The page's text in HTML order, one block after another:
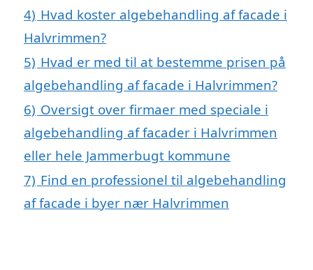
4) Hvad koster algebehandling af facade i
Halvrimmen?
5) Hvad er med til at bestemme prisen på
algebehandling af facade i Halvrimmen?
6) Oversigt over firmaer med speciale i
algebehandling af facader i Halvrimmen
eller hele Jammerbugt kommune
7) Find en professionel til algebehandling
af facade i byer nær Halvrimmen